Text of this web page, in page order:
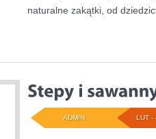
naturalne zakątki, od
LUT -
ADMIN